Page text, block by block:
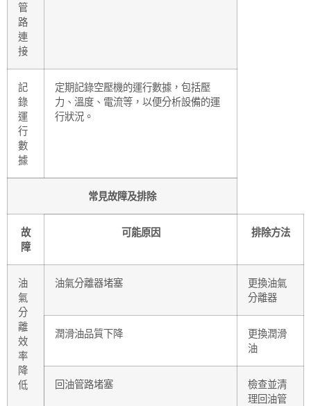
管
路
連
接
記
錄
運
行
數
據
定期記錄空壓機的運行數據，包括壓
力、溫度、電流等，以便分析設備的運
行狀況。
常見故障及排除
故
障
可能原因 排除方法
油
氣
分
離
效
率
降
低
油氣分離器堵塞
更換油氣
分離器
潤滑油品質下降
更換潤滑
油
回油管路堵塞
檢查並清
理回油管